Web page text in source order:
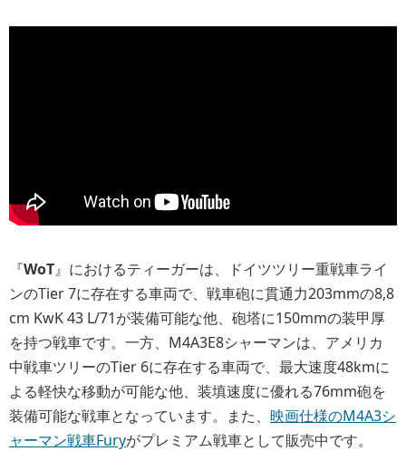
『WoT』におけるティーガーは、ドイツツリー重戦車ライ
ンのTier 7に存在する車両で、戦車砲に貫通力203mmの8,8
cm KwK 43 L/71が装備可能な他、砲塔に150mmの装甲厚
を持つ戦車です。一方、M4A3E8シャーマンは、アメリカ
中戦車ツリーのTier 6に存在する車両で、最大速度48kmに
よる軽快な移動が可能な他、装填速度に優れる76mm砲を
装備可能な戦車となっています。また、 映画仕様のM4A3シ
ャーマン戦車Furyがプレミアム戦車として販売中です。